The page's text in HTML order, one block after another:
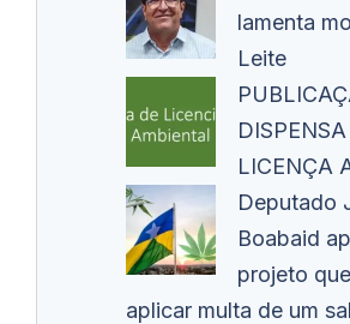
lamenta
Leite
LICENÇA
Deputado
Boabaid
projeto
aplicar multa de um